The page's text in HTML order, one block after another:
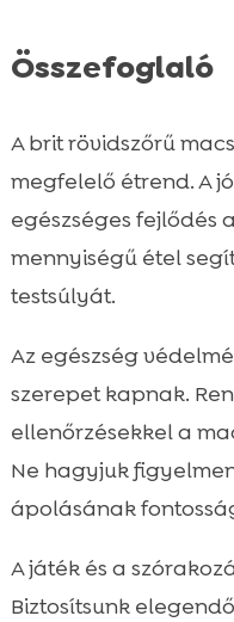
Összefoglaló
A brit rövidszőrű
megfelelő étrend. A
egészséges fejlődés
mennyiségű étel
testsúlyát.
Az egészség
szerepet kapnak.
ellenőrzésekkel a
Ne hagyjuk
ápolásának
A játék és a
Biztosítsunk